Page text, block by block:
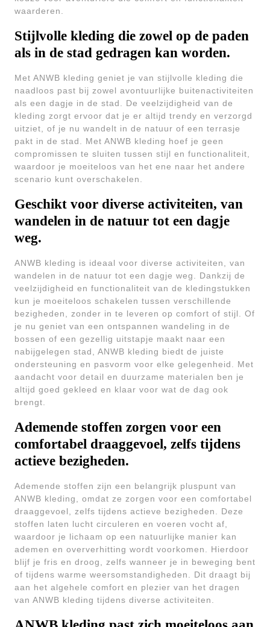
waarderen.
Stijlvolle kleding die zowel op de paden
als in de stad gedragen kan worden.
Met ANWB kleding geniet je van stijlvolle kleding die
naadloos past bij zowel avontuurlijke buitenactiviteiten
als een dagje in de stad. De veelzijdigheid van de
kleding zorgt ervoor dat je er altijd trendy en verzorgd
uitziet, of je nu wandelt in de natuur of een terrasje
pakt in de stad. Met ANWB kleding hoef je geen
compromissen te sluiten tussen stijl en functionaliteit,
waardoor je moeiteloos van het ene naar het andere
scenario kunt overschakelen.
Geschikt voor diverse activiteiten, van
wandelen in de natuur tot een dagje
weg.
ANWB kleding is ideaal voor diverse activiteiten, van
wandelen in de natuur tot een dagje weg. Dankzij de
veelzijdigheid en functionaliteit van de kledingstukken
kun je moeiteloos schakelen tussen verschillende
bezigheden, zonder in te leveren op comfort of stijl. Of
je nu geniet van een ontspannen wandeling in de
bossen of een gezellig uitstapje maakt naar een
nabijgelegen stad, ANWB kleding biedt de juiste
ondersteuning en pasvorm voor elke gelegenheid. Met
aandacht voor detail en duurzame materialen ben je
altijd goed gekleed en klaar voor wat de dag ook
brengt.
Ademende stoffen zorgen voor een
comfortabel draaggevoel, zelfs tijdens
actieve bezigheden.
Ademende stoffen zijn een belangrijk pluspunt van
ANWB kleding, omdat ze zorgen voor een comfortabel
draaggevoel, zelfs tijdens actieve bezigheden. Deze
stoffen laten lucht circuleren en voeren vocht af,
waardoor je lichaam op een natuurlijke manier kan
ademen en oververhitting wordt voorkomen. Hierdoor
blijf je fris en droog, zelfs wanneer je in beweging bent
of tijdens warme weersomstandigheden. Dit draagt bij
aan het algehele comfort en plezier van het dragen
van ANWB kleding tijdens diverse activiteiten.